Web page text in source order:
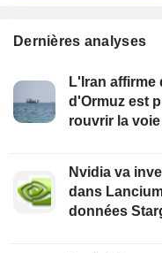
Dernières analyses
L'Iran
d'Ormuz est
rouvrir la
Nvidia va
dans
données